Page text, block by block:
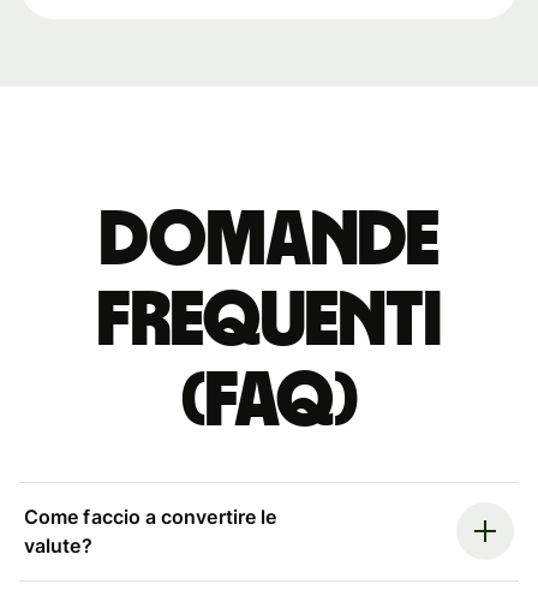
Domande
Frequenti
(FAQ)
Come faccio a convertire le
valute?